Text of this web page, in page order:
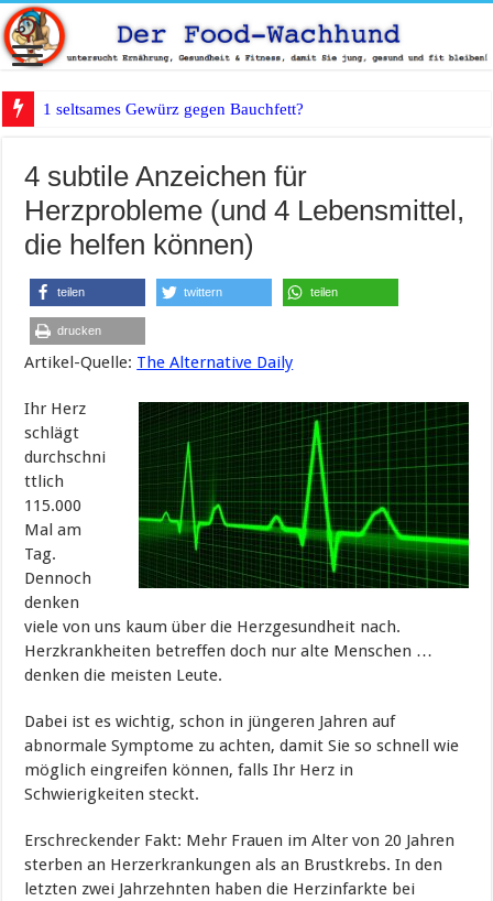
1 seltsames Gewürz gegen Bauchfett?
4 subtile Anzeichen für
Herzprobleme (und 4 Lebensmittel,
die helfen können)
teilen twittern teilen
drucken
Artikel-Quelle: The Alternative Daily
Ihr Herz
schlägt
durchschni
ttlich
115.000
Mal am
Tag.
Dennoch
denken
viele von uns kaum über die Herzgesundheit nach.
Herzkrankheiten betreffen doch nur alte Menschen …
denken die meisten Leute.
Dabei ist es wichtig, schon in jüngeren Jahren auf
abnormale Symptome zu achten, damit Sie so schnell wie
möglich eingreifen können, falls Ihr Herz in
Schwierigkeiten steckt.
Erschreckender Fakt: Mehr Frauen im Alter von 20 Jahren
sterben an Herzerkrankungen als an Brustkrebs. In den
letzten zwei Jahrzehnten haben die Herzinfarkte bei